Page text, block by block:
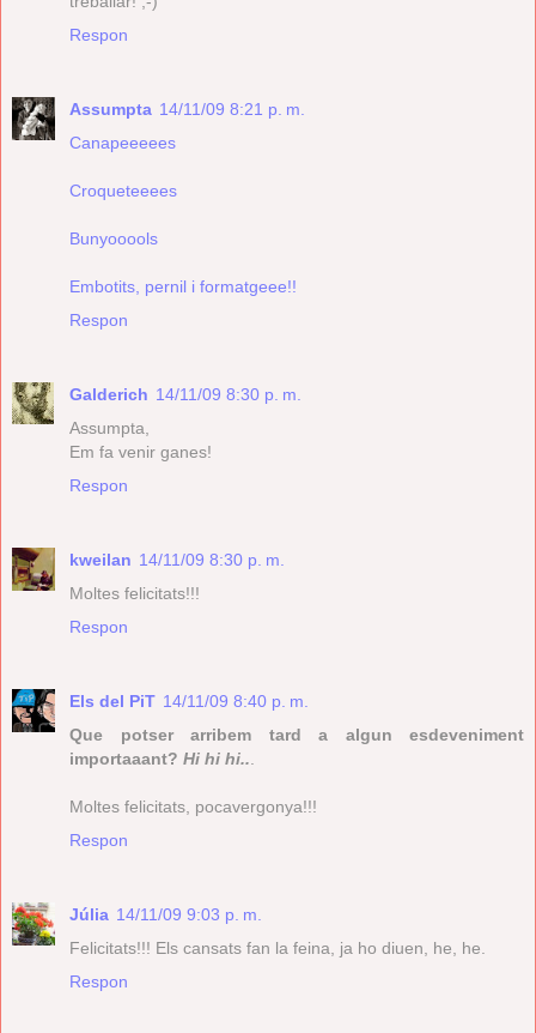
Respon
Assumpta 14/11/09 8:21 p. m.
Canapeeeees
Croqueteeees
Bunyooools
Embotits, pernil i formatgeee!!
Respon
Galderich 14/11/09 8:30 p. m.
Assumpta,
Em fa venir ganes!
Respon
kweilan 14/11/09 8:30 p. m.
Moltes felicitats!!!
Respon
Els del PiT 14/11/09 8:40 p. m.
Que potser arribem tard a algun esdeveniment
importaaant? Hi hi hi...
Moltes felicitats, pocavergonya!!!
Respon
Júlia 14/11/09 9:03 p. m.
Felicitats!!! Els cansats fan la feina, ja ho diuen, he, he.
Respon